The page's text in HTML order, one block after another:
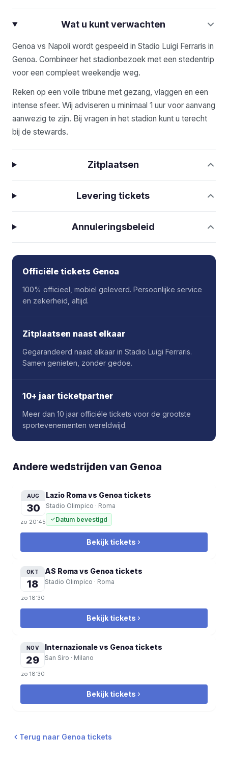
Wat u kunt verwachten
Genoa vs Napoli wordt gespeeld in Stadio Luigi Ferraris in
Genoa. Combineer het stadionbezoek met een stedentrip
voor een compleet weekendje weg.
Reken op een volle tribune met gezang, vlaggen en een
intense sfeer. Wij adviseren u minimaal 1 uur voor aanvang
aanwezig te zijn. Bij vragen in het stadion kunt u terecht
bij de stewards.
Zitplaatsen
Levering tickets
Annuleringsbeleid
Officiële tickets Genoa
100% officieel, mobiel geleverd. Persoonlijke service
en zekerheid, altijd.
Zitplaatsen naast elkaar
Gegarandeerd naast elkaar in Stadio Luigi Ferraris.
Samen genieten, zonder gedoe.
10+ jaar ticketpartner
Meer dan 10 jaar officiële tickets voor de grootste
sportevenementen wereldwijd.
Andere wedstrijden van Genoa
AUG
30
zo 20:45
Lazio Roma vs Genoa tickets
Stadio Olimpico · Roma
Datum bevestigd
Bekijk tickets
OKT
18
zo 18:30
AS Roma vs Genoa tickets
Stadio Olimpico · Roma
Bekijk tickets
NOV
29
zo 18:30
Internazionale vs Genoa tickets
San Siro · Milano
Bekijk tickets
Terug naar Genoa tickets